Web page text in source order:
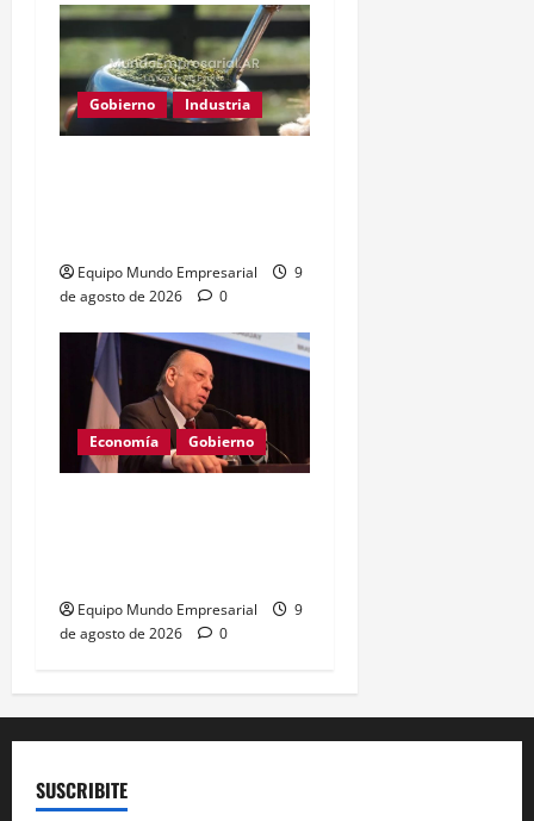
Gobierno Industria
Equipo Mundo Empresarial
9
de agosto de 2026
0
Economía Gobierno
Equipo Mundo Empresarial
9
de agosto de 2026
0
SUSCRIBITE